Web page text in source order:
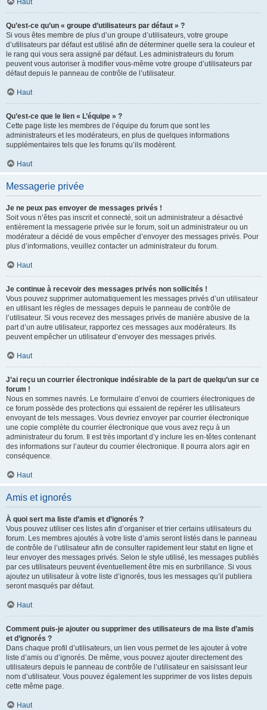
Haut
Qu’est-ce qu’un « groupe d’utilisateurs par défaut » ?
Si vous êtes membre de plus d’un groupe d’utilisateurs, votre groupe
d’utilisateurs par défaut est utilisé afin de déterminer quelle sera la couleur et
le rang qui vous sera assigné par défaut. Les administrateurs du forum
peuvent vous autoriser à modifier vous-même votre groupe d’utilisateurs par
défaut depuis le panneau de contrôle de l’utilisateur.
Haut
Qu’est-ce que le lien « L’équipe » ?
Cette page liste les membres de l’équipe du forum que sont les
administrateurs et les modérateurs, en plus de quelques informations
supplémentaires tels que les forums qu’ils modèrent.
Haut
Messagerie privée
Je ne peux pas envoyer de messages privés !
Soit vous n’êtes pas inscrit et connecté, soit un administrateur a désactivé
entièrement la messagerie privée sur le forum, soit un administrateur ou un
modérateur a décidé de vous empêcher d’envoyer des messages privés. Pour
plus d’informations, veuillez contacter un administrateur du forum.
Haut
Je continue à recevoir des messages privés non sollicités !
Vous pouvez supprimer automatiquement les messages privés d’un utilisateur
en utilisant les règles de messages depuis le panneau de contrôle de
l’utilisateur. Si vous recevez des messages privés de manière abusive de la
part d’un autre utilisateur, rapportez ces messages aux modérateurs. Ils
peuvent empêcher un utilisateur d’envoyer des messages privés.
Haut
J’ai reçu un courrier électronique indésirable de la part de quelqu’un sur ce
forum !
Nous en sommes navrés. Le formulaire d’envoi de courriers électroniques de
ce forum possède des protections qui essaient de repérer les utilisateurs
envoyant de tels messages. Vous devriez envoyer par courrier électronique
une copie complète du courrier électronique que vous avez reçu à un
administrateur du forum. Il est très important d’y inclure les en-têtes contenant
des informations sur l’auteur du courrier électronique. Il pourra alors agir en
conséquence.
Haut
Amis et ignorés
À quoi sert ma liste d’amis et d’ignorés ?
Vous pouvez utiliser ces listes afin d’organiser et trier certains utilisateurs du
forum. Les membres ajoutés à votre liste d’amis seront listés dans le panneau
de contrôle de l’utilisateur afin de consulter rapidement leur statut en ligne et
leur envoyer des messages privés. Selon le style utilisé, les messages publiés
par ces utilisateurs peuvent éventuellement être mis en surbrillance. Si vous
ajoutez un utilisateur à votre liste d’ignorés, tous les messages qu’il publiera
seront masqués par défaut.
Haut
Comment puis-je ajouter ou supprimer des utilisateurs de ma liste d’amis
et d’ignorés ?
Dans chaque profil d’utilisateurs, un lien vous permet de les ajouter à votre
liste d’amis ou d’ignorés. De même, vous pouvez ajouter directement des
utilisateurs depuis le panneau de contrôle de l’utilisateur en saisissant leur
nom d’utilisateur. Vous pouvez également les supprimer de vos listes depuis
cette même page.
Haut